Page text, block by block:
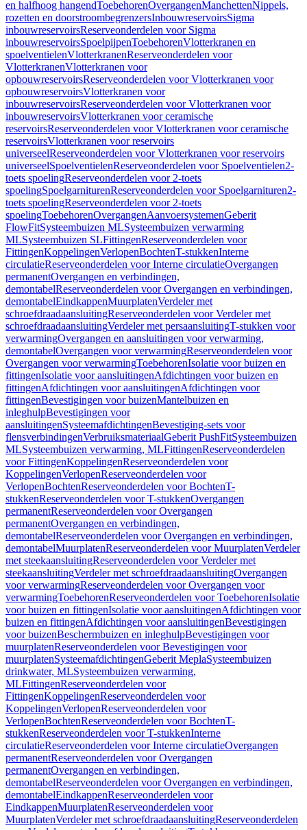
en halfhoog hangendToebehorenOvergangenManchettenNippels,
rozetten en doorstroombegrenzersInbouwreservoirsSigma
inbouwreservoirsReserveonderdelen voor Sigma
inbouwreservoirsSpoelpijpenToebehorenVlotterkranen en
spoelventielenVlotterkranenReserveonderdelen voor
VlotterkranenVlotterkranen voor
opbouwreservoirsReserveonderdelen voor Vlotterkranen voor
opbouwreservoirsVlotterkranen voor
inbouwreservoirsReserveonderdelen voor Vlotterkranen voor
inbouwreservoirsVlotterkranen voor ceramische
reservoirsReserveonderdelen voor Vlotterkranen voor ceramische
reservoirsVlotterkranen voor reservoirs
universeelReserveonderdelen voor Vlotterkranen voor reservoirs
universeelSpoelventielenReserveonderdelen voor Spoelventielen2-
toets spoelingReserveonderdelen voor 2-toets
spoelingSpoelgarniturenReserveonderdelen voor Spoelgarnituren2-
toets spoelingReserveonderdelen voor 2-toets
spoelingToebehorenOvergangenAanvoersystemenGeberit
FlowFitSysteembuizen MLSysteembuizen verwarming
MLSysteembuizen SLFittingenReserveonderdelen voor
FittingenKoppelingenVerlopenBochtenT-stukkenInterne
circulatieReserveonderdelen voor Interne circulatieOvergangen
permanentOvergangen en verbindingen,
demontabelReserveonderdelen voor Overgangen en verbindingen,
demontabelEindkappenMuurplatenVerdeler met
schroefdraadaansluitingReserveonderdelen voor Verdeler met
schroefdraadaansluitingVerdeler met persaansluitingT-stukken voor
verwarmingOvergangen en aansluitingen voor verwarming,
demontabelOvergangen voor verwarmingReserveonderdelen voor
Overgangen voor verwarmingToebehorenIsolatie voor buizen en
fittingenIsolatie voor aansluitingenAfdichtingen voor buizen en
fittingenAfdichtingen voor aansluitingenAfdichtingen voor
fittingenBevestigingen voor buizenMantelbuizen en
inleghulpBevestigingen voor
aansluitingenSysteemafdichtingenBevestiging-sets voor
flensverbindingenVerbruiksmateriaalGeberit PushFitSysteembuizen
MLSysteembuizen verwarming, MLFittingenReserveonderdelen
voor FittingenKoppelingenReserveonderdelen voor
KoppelingenVerlopenReserveonderdelen voor
VerlopenBochtenReserveonderdelen voor BochtenT-
stukkenReserveonderdelen voor T-stukkenOvergangen
permanentReserveonderdelen voor Overgangen
permanentOvergangen en verbindingen,
demontabelReserveonderdelen voor Overgangen en verbindingen,
demontabelMuurplatenReserveonderdelen voor MuurplatenVerdeler
met steekaansluitingReserveonderdelen voor Verdeler met
steekaansluitingVerdeler met schroefdraadaansluitingOvergangen
voor verwarmingReserveonderdelen voor Overgangen voor
verwarmingToebehorenReserveonderdelen voor ToebehorenIsolatie
voor buizen en fittingenIsolatie voor aansluitingenAfdichtingen voor
buizen en fittingenAfdichtingen voor aansluitingenBevestigingen
voor buizenBeschermbuizen en inleghulpBevestigingen voor
muurplatenReserveonderdelen voor Bevestigingen voor
muurplatenSysteemafdichtingenGeberit MeplaSysteembuizen
drinkwater, MLSysteembuizen verwarming,
MLFittingenReserveonderdelen voor
FittingenKoppelingenReserveonderdelen voor
KoppelingenVerlopenReserveonderdelen voor
VerlopenBochtenReserveonderdelen voor BochtenT-
stukkenReserveonderdelen voor T-stukkenInterne
circulatieReserveonderdelen voor Interne circulatieOvergangen
permanentReserveonderdelen voor Overgangen
permanentOvergangen en verbindingen,
demontabelReserveonderdelen voor Overgangen en verbindingen,
demontabelEindkappenReserveonderdelen voor
EindkappenMuurplatenReserveonderdelen voor
MuurplatenVerdeler met schroefdraadaansluitingReserveonderdelen